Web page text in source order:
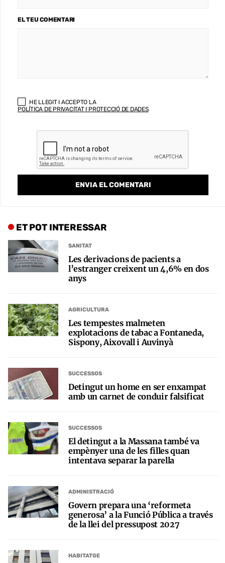
EL TEU COMENTARI
HE LLEGIT I ACCEPTO LA
POLÍTICA DE PRIVACITAT I PROTECCIÓ DE DADES
ET POT INTERESSAR
SANITAT
Les derivacions de pacients a
l’estranger creixent un 4,6% en dos
anys
AGRICULTURA
Les tempestes malmeten
explotacions de tabac a Fontaneda,
Sispony, Aixovall i Auvinyà
SUCCESSOS
Detingut un home en ser enxampat
amb un carnet de conduir falsificat
SUCCESSOS
El detingut a la Massana també va
empènyer una de les filles quan
intentava separar la parella
ADMINISTRACIÓ
Govern prepara una ‘reformeta
generosa’ a la Funció Pública a través
de la llei del pressupost 2027
HABITATGE